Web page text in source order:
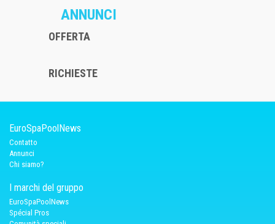
ANNUNCI
OFFERTA
RICHIESTE
EuroSpaPoolNews
Contatto
Annunci
Chi siamo?
I marchi del gruppo
EuroSpaPoolNews
Spécial Pros